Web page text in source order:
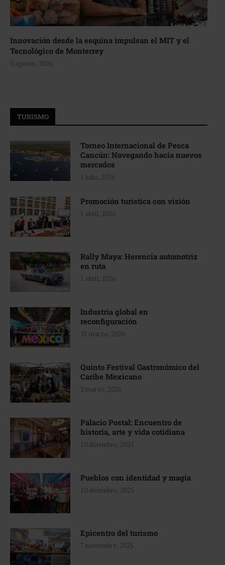
Innovación desde la esquina impulsan el MIT y el
Tecnológico de Monterrey
3 agosto, 2026
TURISMO
Torneo Internacional de Pesca
Cancún: Navegando hacia nuevos
mercados
1 julio, 2026
Promoción turística con visión
1 abril, 2026
Rally Maya: Herencia automotriz
en ruta
1 abril, 2026
Industria global en
reconfiguración
31 marzo, 2026
Quinto Festival Gastronómico del
Caribe Mexicano
2 marzo, 2026
Palacio Postal: Encuentro de
historia, arte y vida cotidiana
10 diciembre, 2025
Pueblos con identidad y magia
10 diciembre, 2025
Epicentro del turismo
7 noviembre, 2025